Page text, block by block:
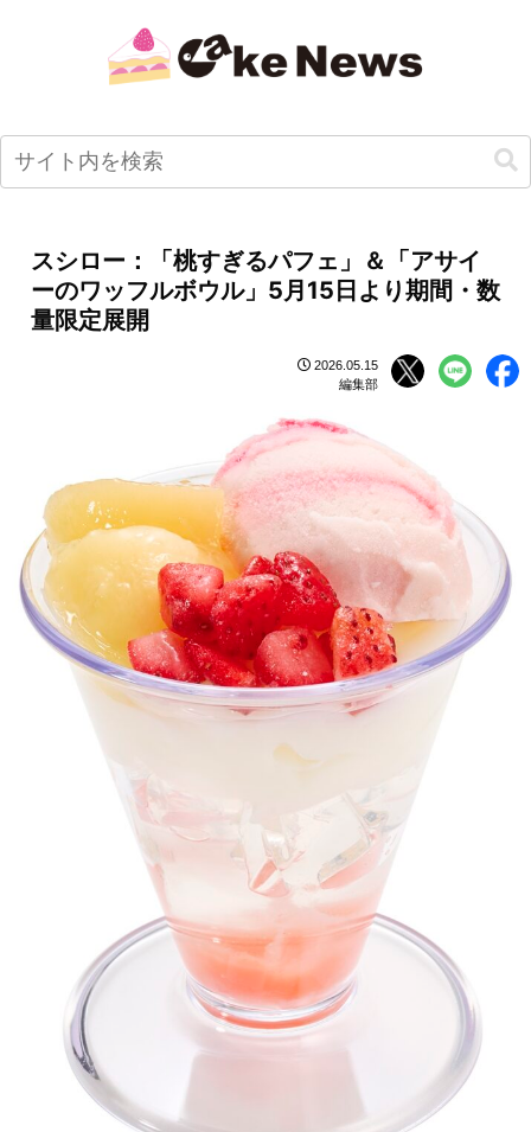
スシロー：「桃すぎるパフェ」＆「アサイ
ーのワッフルボウル」5月15日より期間・数
量限定展開
2026.05.15
編集部